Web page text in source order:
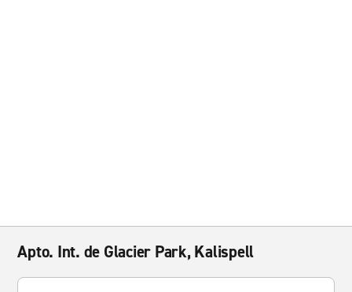
Apto. Int. de Glacier Park, Kalispell